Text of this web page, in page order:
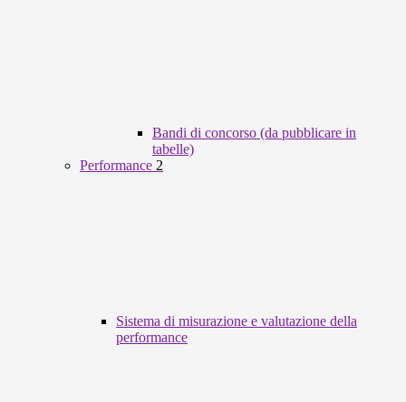
Bandi di concorso (da pubblicare in
tabelle)
Performance 2
Sistema di misurazione e valutazione della
performance